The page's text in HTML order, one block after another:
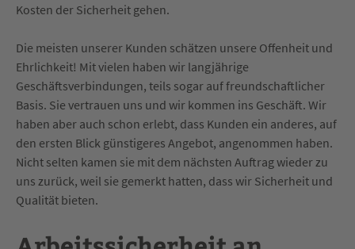
Kosten der Sicherheit gehen.
Die meisten unserer Kunden schätzen unsere Offenheit und
Ehrlichkeit! Mit vielen haben wir langjährige
Geschäftsverbindungen, teils sogar auf freundschaftlicher
Basis. Sie vertrauen uns und wir kommen ins Geschäft. Wir
haben aber auch schon erlebt, dass Kunden ein anderes, auf
den ersten Blick günstigeres Angebot, angenommen haben.
Nicht selten kamen sie mit dem nächsten Auftrag wieder zu
uns zurück, weil sie gemerkt hatten, dass wir Sicherheit und
Qualität bieten.